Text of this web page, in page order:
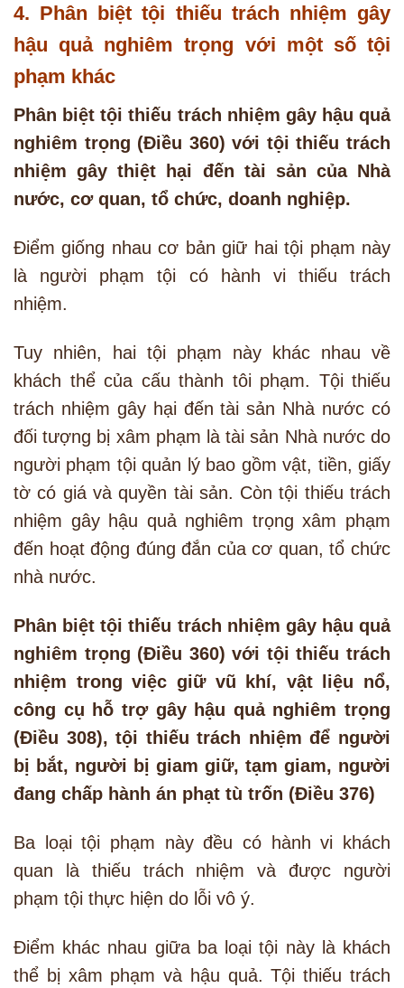
4. Phân biệt tội thiếu trách nhiệm gây
hậu quả nghiêm trọng với một số tội
phạm khác
Phân biệt tội thiếu trách nhiệm gây hậu quả
nghiêm trọng (Điều 360) với tội thiếu trách
nhiệm gây thiệt hại đến tài sản của Nhà
nước, cơ quan, tổ chức, doanh nghiệp.
Điểm giống nhau cơ bản giữ hai tội phạm này
là người phạm tội có hành vi thiếu trách
nhiệm.
Tuy nhiên, hai tội phạm này khác nhau về
khách thể của cấu thành tôi phạm. Tội thiếu
trách nhiệm gây hại đến tài sản Nhà nước có
đối tượng bị xâm phạm là tài sản Nhà nước do
người phạm tội quản lý bao gồm vật, tiền, giấy
tờ có giá và quyền tài sản. Còn tội thiếu trách
nhiệm gây hậu quả nghiêm trọng xâm phạm
đến hoạt động đúng đắn của cơ quan, tổ chức
nhà nước.
Phân biệt tội thiếu trách nhiệm gây hậu quả
nghiêm trọng (Điều 360) với tội thiếu trách
nhiệm trong việc giữ vũ khí, vật liệu nổ,
công cụ hỗ trợ gây hậu quả nghiêm trọng
(Điều 308), tội thiếu trách nhiệm để người
bị bắt, người bị giam giữ, tạm giam, người
đang chấp hành án phạt tù trốn (Điều 376)
Ba loại tội phạm này đều có hành vi khách
quan là thiếu trách nhiệm và được người
phạm tội thực hiện do lỗi vô ý.
Điểm khác nhau giữa ba loại tội này là khách
thể bị xâm phạm và hậu quả. Tội thiếu trách